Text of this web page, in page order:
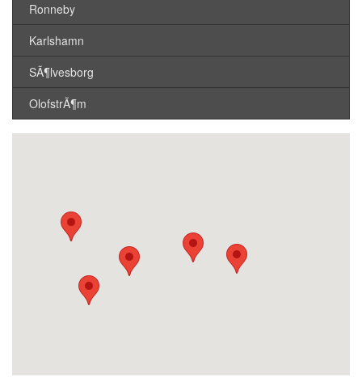
Ronneby
Karlshamn
SÃ¶lvesborg
OlofstrÃ¶m